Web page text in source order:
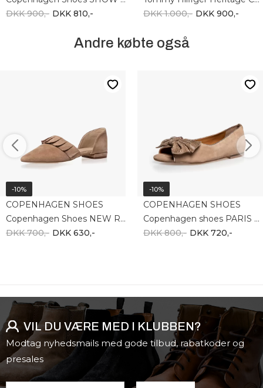
DKK 900,- DKK 810,-
DKK 1.000,- DKK 900,-
Andre købte også
-10%
COPENHAGEN SHOES
Copenhagen Shoes NEW ROMANCE CS9018-00090
DKK 700,- DKK 630,-
-10%
COPENHAGEN SHOES
Copenhagen shoes PARIS X YOU S. CS8886-0002
DKK 800,- DKK 720,-
VIL DU VÆRE MED I KLUBBEN?
Modtag nyhedsmails med gode tilbud, rabatkoder og
presales